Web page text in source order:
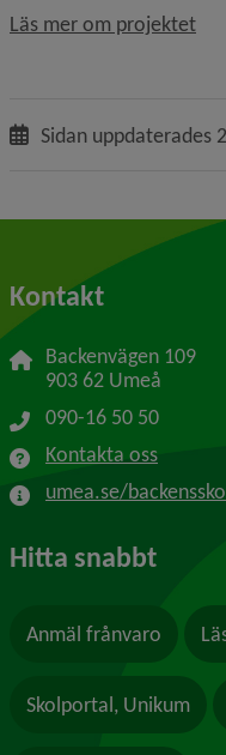
Läs mer om projektet
Sidan uppdaterades
Kontakt
Backenvägen 109
903 62 Umeå
090-16 50 50
Kontakta oss
umea.se/
Hitta snabbt
Anmäl frånvaro
Skolportal, Unikum